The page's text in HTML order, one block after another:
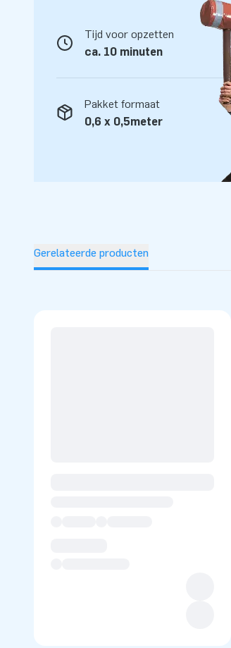
Tijd voor opzetten
ca. 10 minuten
Pakket formaat
0,6 x 0,5meter
Gerelateerde producten